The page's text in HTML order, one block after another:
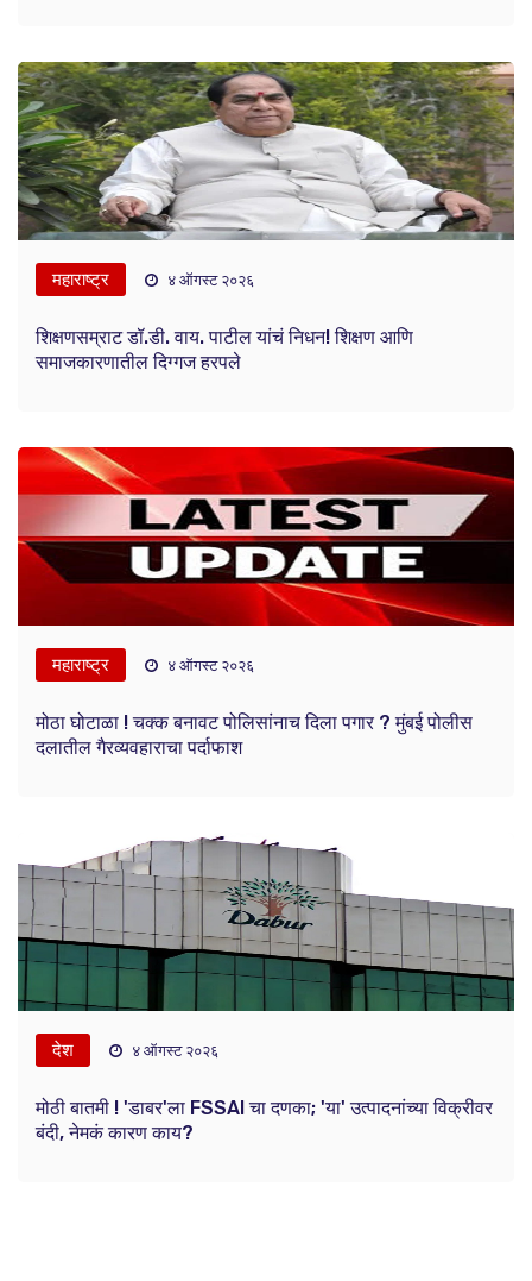
महाराष्ट्र ४ ऑगस्ट २०२६
शिक्षणसम्राट डॉ.डी. वाय. पाटील यांचं निधन! शिक्षण आणि
समाजकारणातील दिग्गज हरपले
महाराष्ट्र ४ ऑगस्ट २०२६
मोठा घोटाळा ! चक्क बनावट पोलिसांनाच दिला पगार ? मुंबई पोलीस
दलातील गैरव्यवहाराचा पर्दाफाश
देश ४ ऑगस्ट २०२६
मोठी बातमी ! 'डाबर'ला FSSAI चा दणका; 'या' उत्पादनांच्या विक्रीवर
बंदी, नेमकं कारण काय?